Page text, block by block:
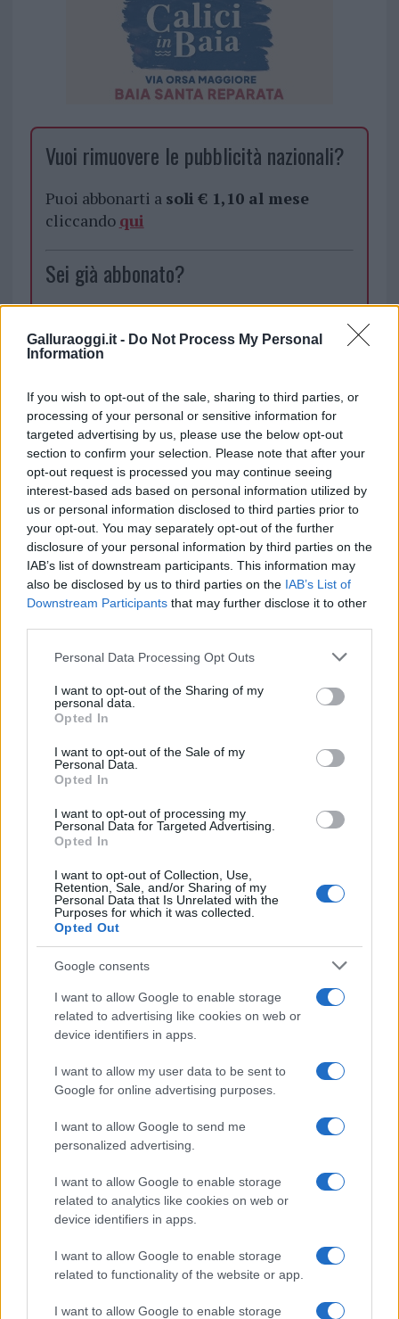
Galluraoggi.it - Do Not Process My Personal
Information
If you wish to opt-out of the sale, sharing to third parties, or
processing of your personal or sensitive information for
targeted advertising by us, please use the below opt-out
section to confirm your selection. Please note that after your
opt-out request is processed you may continue seeing
interest-based ads based on personal information utilized by
us or personal information disclosed to third parties prior to
your opt-out. You may separately opt-out of the further
disclosure of your personal information by third parties on the
IAB’s list of downstream participants. This information may
also be disclosed by us to third parties on the IAB’s List of
Downstream Participants that may further disclose it to other
Please note that this website/app uses one or more Google
not limited to your visit or usage behaviour. You may click to
grant or deny consent to Google and its third-party tags to
use your data for below specified purposes in below Google
consent section.
Personal Data Processing Opt Outs
I want to opt-out of the Sharing of my
personal data.
Opted In
I want to opt-out of the Sale of my
Personal Data.
Opted In
I want to opt-out of processing my
Personal Data for Targeted Advertising.
Opted In
I want to opt-out of Collection, Use,
Retention, Sale, and/or Sharing of my
Personal Data that Is Unrelated with the
Purposes for which it was collected.
Opted Out
Google consents
I want to allow Google to enable storage
related to advertising like cookies on web or
device identifiers in apps.
I want to allow my user data to be sent to
Google for online advertising purposes.
I want to allow Google to send me
personalized advertising.
I want to allow Google to enable storage
related to analytics like cookies on web or
device identifiers in apps.
I want to allow Google to enable storage
related to functionality of the website or app.
I want to allow Google to enable storage
Vuoi rimuovere le pubblicità nazionali?
Puoi abbonarti a soli € 1,10 al mese
cliccando qui
Sei già abbonato?
sezioneLogin dal menù del sito o
cliccando
TEMI: Calcio La Maddalena
Eccellenza 2023
Ferrini Ilva
Ilva Calcio
Ilva Eccellenza
Ilva Gione D'andata
Ilvamaddalena
Notizie La Maddalena
Inviaci le tue segnalazioni,
i tuoi video e le tue foto
Su WhatsApp al numero +39
345 356 7512
Notizie in tempo reale?
daGoogle News
Condividi l'articolo
F
a
ce
b
o
o
k
T
w
it
te
r
Pi
n
re
st
W
h
at
s
A
p
p
S
h
a
re
Prossimo articolo
NOTIZIE RECENTI
Tre milioni di euro dalla Provincia Gallura per
Incidente sulla provinciale 125, paura tra Olbia e
Arzachena